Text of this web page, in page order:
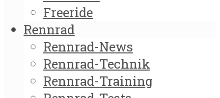
Freeride
Rennrad
Rennrad-News
Rennrad-Technik
Rennrad-Training